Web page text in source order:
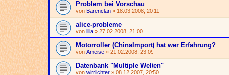
Problem bei Vorschau
von Bärenclan » 18.03.2008, 20:11
alice-probleme
von lilia » 27.02.2008, 21:00
Motorroller (ChinaImport) hat wer Erfahrung?
von Ameise » 21.02.2008, 23:09
Datenbank "Multiple Welten"
von wirrlichter » 08.12.2007, 20:50